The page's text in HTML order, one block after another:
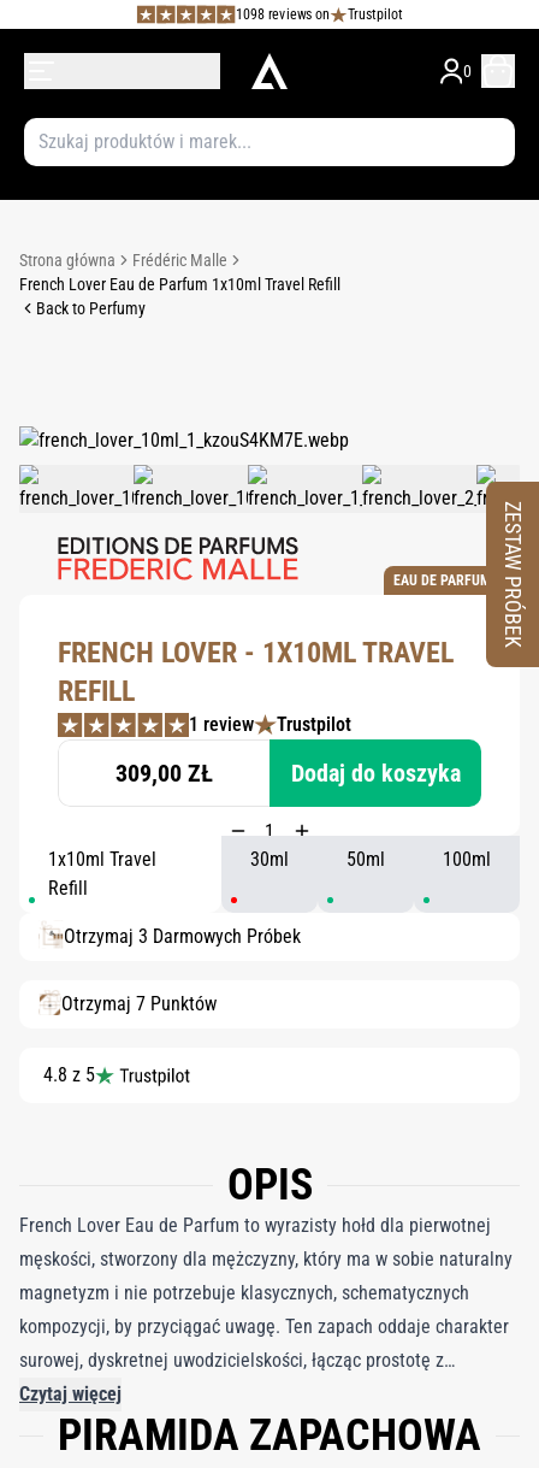
1098 reviews on Trustpilot
0
Strona główna
Frédéric Malle
French Lover Eau de Parfum 1x10ml Travel Refill
Back to Perfumy
EAU DE PARFUM
FRENCH LOVER - 1X10ML TRAVEL
REFILL
1 review Trustpilot
309,00 ZŁ Dodaj do koszyka
1x10ml Travel
Refill
30ml 50ml 100ml
Otrzymaj 3 Darmowych Próbek
Otrzymaj 7 Punktów
4.8 z 5
OPIS
French Lover Eau de Parfum to wyrazisty hołd dla pierwotnej
męskości, stworzony dla mężczyzny, który ma w sobie naturalny
magnetyzm i nie potrzebuje klasycznych, schematycznych
kompozycji, by przyciągać uwagę. Ten zapach oddaje charakter
surowej, dyskretnej uwodzicielskości, łącząc prostotę z
niepodrabialnym urokiem. W sercu French Lover spotykają się
pikantna świeżość papryczki pimento, dzięgla i kwiatu jałowca z
Czytaj więcej
PIRAMIDA ZAPACHOWA
ZESTAW PRÓBEK